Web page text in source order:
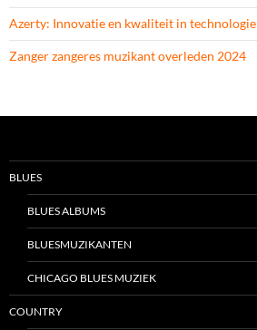
Azerty: Innovatie en kwaliteit in technologie
Zanger zangeres muzikant overleden 2024
BLUES
BLUES ALBUMS
BLUESMUZIKANTEN
CHICAGO BLUES MUZIEK
COUNTRY